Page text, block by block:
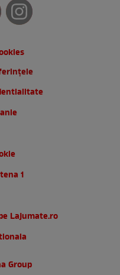
1
Lajumate.ro
Group